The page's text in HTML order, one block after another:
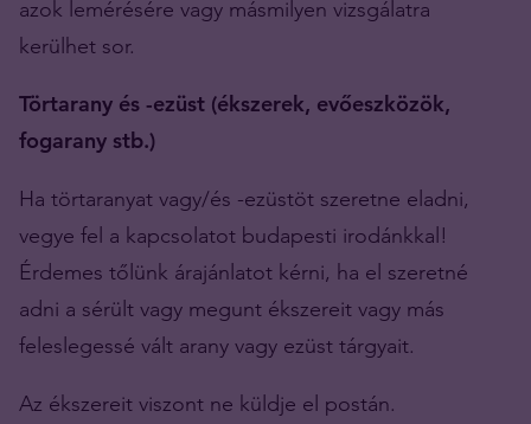
azok lemérésére vagy másmilyen vizsgálatra
kerülhet sor.
Törtarany és -ezüst (ékszerek, evőeszközök,
fogarany stb.)
Ha törtaranyat vagy/és -ezüstöt szeretne eladni,
vegye fel a kapcsolatot budapesti irodánkkal!
Érdemes tőlünk árajánlatot kérni, ha el szeretné
adni a sérült vagy megunt ékszereit vagy más
feleslegessé vált arany vagy ezüst tárgyait.
Az ékszereit viszont ne küldje el postán.